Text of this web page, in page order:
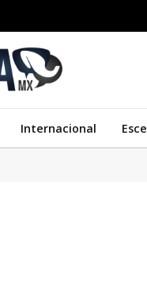
Internacional